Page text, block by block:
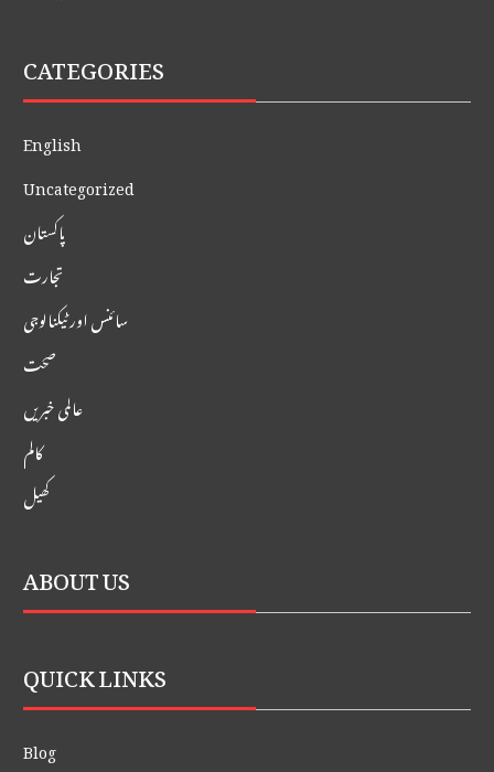
CATEGORIES
English
Uncategorized
پاکستان
تجارت
سائنس اور ٹیکنالوجی
صحت
عالمی خبریں
کالم
کھیل
ABOUT US
QUICK LINKS
Blog